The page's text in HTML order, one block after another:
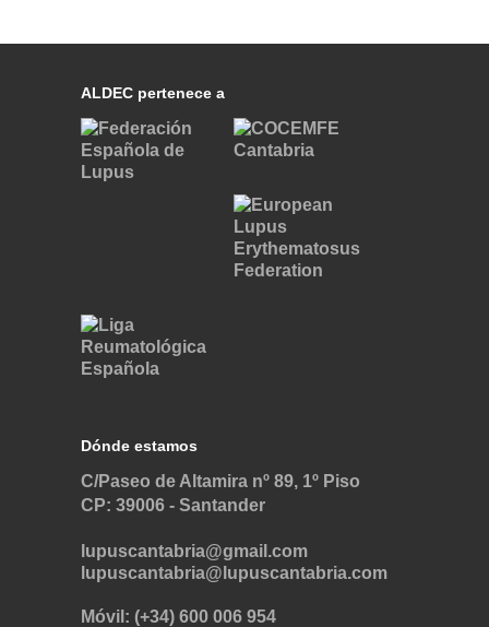
ALDEC pertenece a
Dónde estamos
C/Paseo de Altamira nº 89, 1º Piso
CP: 39006 - Santander
lupuscantabria@gmail.com
lupuscantabria@lupuscantabria.com
Móvil: (+34) 600 006 954